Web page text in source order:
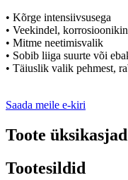
• Kõrge intensiivsusega
• Veekindel,
• Mitme neetimisvalik
• Sobib liiga suurte või
• Täiuslik valik pehmest,
Saada meile e-kiri
Toote üksikasjad
Tootesildid